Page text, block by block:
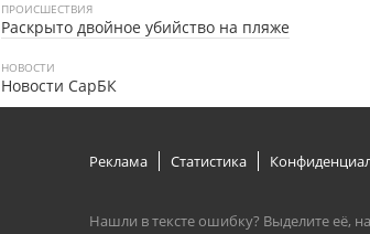
ПРОИСШЕСТВИЯ
Раскрыто двойное убийство на пляже
НОВОСТИ
Новости СарБК
Реклама Статистика
Нашли в тексте ошибку? Выделите её,